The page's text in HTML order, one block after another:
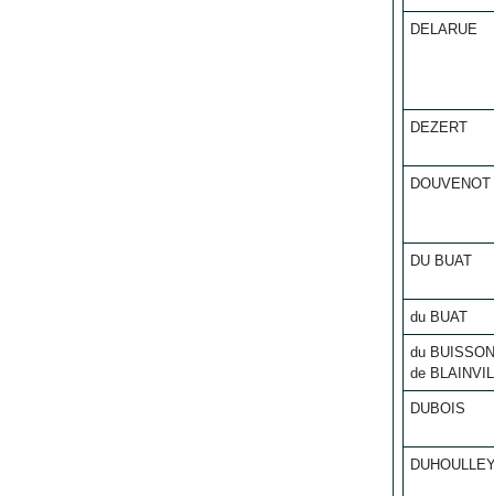
DELARUE
DEZERT
DOUVENOT
DU BUAT
du BUAT
du BUISSON
de
DUBOIS